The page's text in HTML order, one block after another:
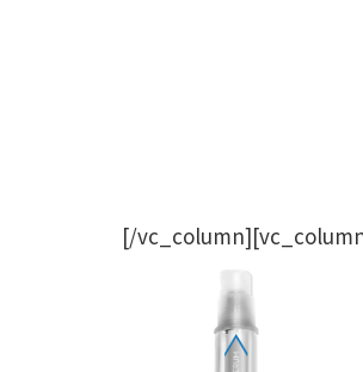
[/